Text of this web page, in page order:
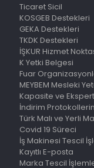
Ticaret Sicil
KOSGEB Destekleri
GEKA Destekleri
TKDK Destekleri
İŞKUR Hizmet
K Yetki Belgesi
Fuar
MEYBEM Mesleki
Kapasite ve
İndirim
Türk Malı ve Yerli
Covid 19 Süreci
İş Makinesi Tescil
Kayıtlı E-posta
Marka Tescil